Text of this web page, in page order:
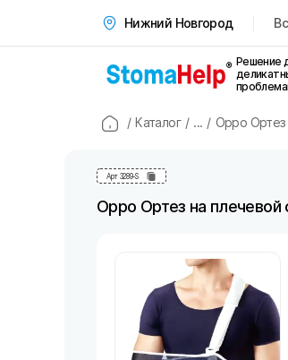
Нижний Новгород
Решение
/ Каталог / ... / Oppo Ортез
Арт 3289-S
Oppo Ортез на плечевой